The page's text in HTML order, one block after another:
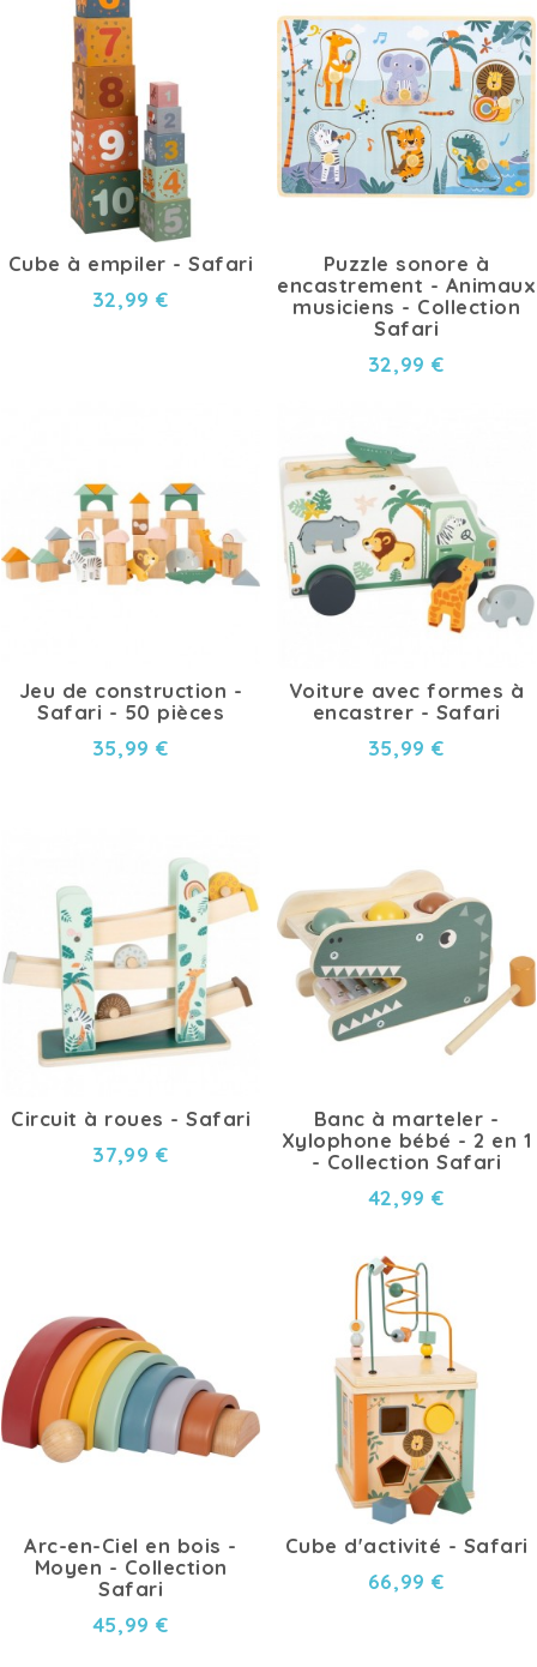
Cube à empiler - Safari
32,99 €
Puzzle sonore à
encastrement - Animaux
musiciens - Collection
Safari
32,99 €
Jeu de construction -
Safari - 50 pièces
35,99 €
Voiture avec formes à
encastrer - Safari
35,99 €
Circuit à roues - Safari
37,99 €
Banc à marteler -
Xylophone bébé - 2 en 1
- Collection Safari
42,99 €
Arc-en-Ciel en bois -
Moyen - Collection
Safari
45,99 €
Cube d'activité - Safari
66,99 €